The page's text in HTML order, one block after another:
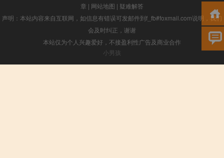
章 | 网站地图 | 疑难解答
声明：本站内容来自互联网，如信息有错误可发邮件到f_fb#foxmail.com说明，我们
会及时纠正，谢谢
本站仅为个人兴趣爱好，不接盈利性广告及商业合作
小男孩